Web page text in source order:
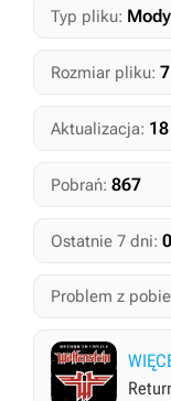
Typ pliku:
Rozmiar pliku:
Aktualizacja:
Pobrań: 867
Ostatnie 7 dni: 0
Problem z